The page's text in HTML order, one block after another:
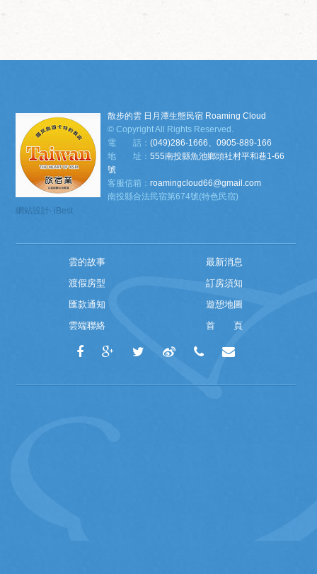
網站設計‧ iBest
散步的雲 日月潭生態民宿 Roaming Cloud
© Copyright All Rights Reserved.
電 話：(049)286-1666、0905-889-166
地 址：555南投縣魚池鄉頭社村平和巷1-66
號
客服信箱：roamingcloud66@gmail.com
南投縣合法民宿第674號(特色民宿)
雲的故事
最新消息
渡假房型
訂房須知
匯款通知
遊憩地圖
雲端聯絡
首 頁